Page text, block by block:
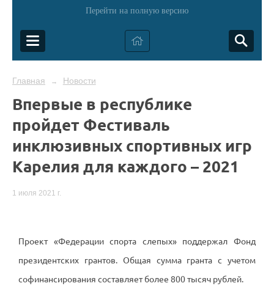
Перейти на полную версию
Главная → Новости
Впервые в республике
пройдет Фестиваль
инклюзивных спортивных игр
Карелия для каждого – 2021
1 июля 2021 г.
Проект «Федерации спорта слепых» поддержал Фонд
президентских грантов. Общая сумма гранта с учетом
софинансирования составляет более 800 тысяч рублей.